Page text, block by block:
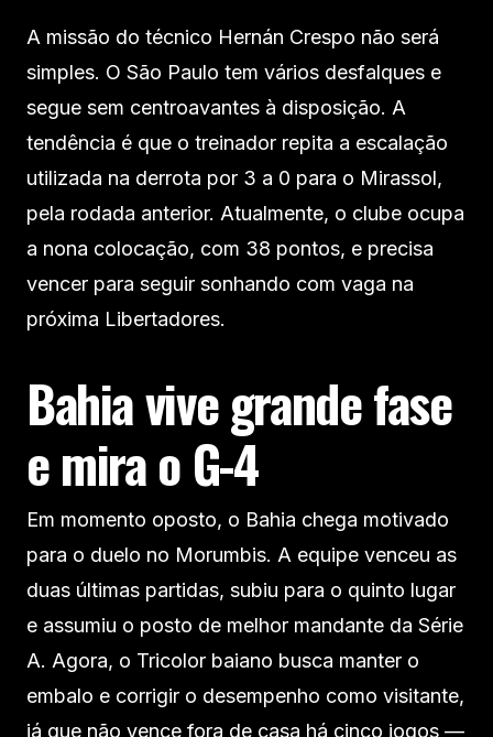
A missão do técnico Hernán Crespo não será
simples. O São Paulo tem vários desfalques e
segue sem centroavantes à disposição. A
tendência é que o treinador repita a escalação
utilizada na derrota por 3 a 0 para o Mirassol,
pela rodada anterior. Atualmente, o clube ocupa
a nona colocação, com 38 pontos, e precisa
vencer para seguir sonhando com vaga na
próxima Libertadores.
Bahia vive grande fase
e mira o G-4
Em momento oposto, o Bahia chega motivado
para o duelo no Morumbis. A equipe venceu as
duas últimas partidas, subiu para o quinto lugar
e assumiu o posto de melhor mandante da Série
A. Agora, o Tricolor baiano busca manter o
embalo e corrigir o desempenho como visitante,
já que não vence fora de casa há cinco jogos —